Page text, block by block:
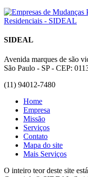
SIDEAL
Avenida marques de são
São Paulo - SP - CEP:
(11) 94012-7480
Home
Empresa
Missão
Serviços
Contato
Mapa do site
Mais Serviços
O inteiro teor deste site